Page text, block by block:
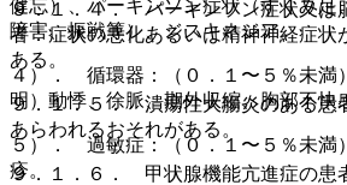
９．１．４． パーキンソン症状又は
者：症状の悪化あるいは精神神経症状
ある。
９．１．５． 潰瘍性大腸炎のある患
あらわれるおそれがある。
９．１．６． 甲状腺機能亢進症の患
健忘）、パーキンソン症状（すくみ足
障害、振戦等）、ジスキネジア。
４）． 循環器：（０．１〜５％未満
明）動悸、徐脈、期外収縮、胸部不快
５）． 過敏症：（０．１〜５％未満
疹。